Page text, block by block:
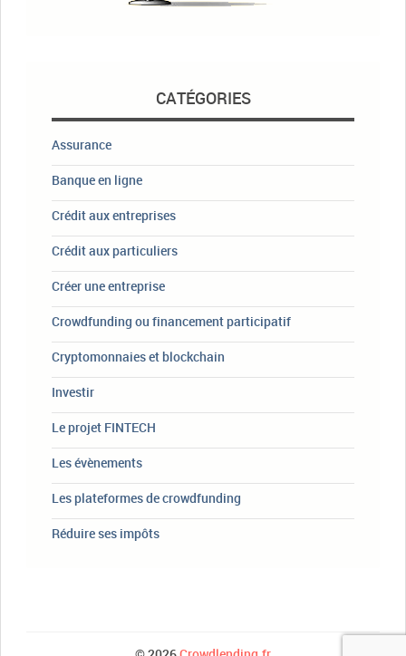
CATÉGORIES
Assurance
Banque en ligne
Crédit aux entreprises
Crédit aux particuliers
Créer une entreprise
Crowdfunding ou financement participatif
Cryptomonnaies et blockchain
Investir
Le projet FINTECH
Les évènements
Les plateformes de crowdfunding
Réduire ses impôts